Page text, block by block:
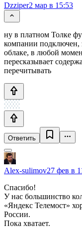
Dzziper2 мар в 15:53
ну в платном Толке
компании подключен,
облаке, в любой
пересказывает
перечитывать
Ответить
Alex-sulimov27 фев в
Спасибо!
У нас большинство
«Яндекс Телемост»
России.
Пока хватает.